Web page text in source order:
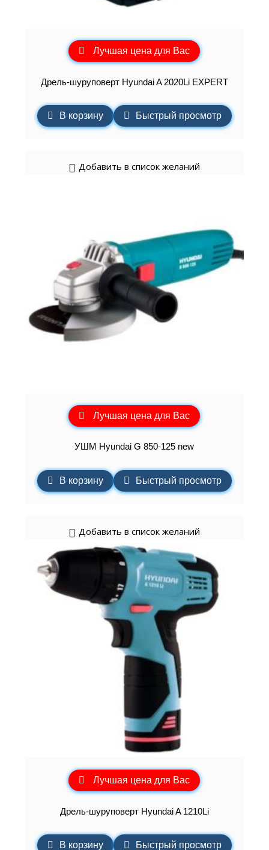
Лучшая цена для Вас
Дрель-шуруповерт Hyundai A 2020Li EXPERT
В корзину Быстрый просмотр
Добавить в список желаний
Лучшая цена для Вас
УШМ Hyundai G 850-125 new
В корзину Быстрый просмотр
Добавить в список желаний
Лучшая цена для Вас
Дрель-шуруповерт Hyundai A 1210Li
В корзину Быстрый просмотр